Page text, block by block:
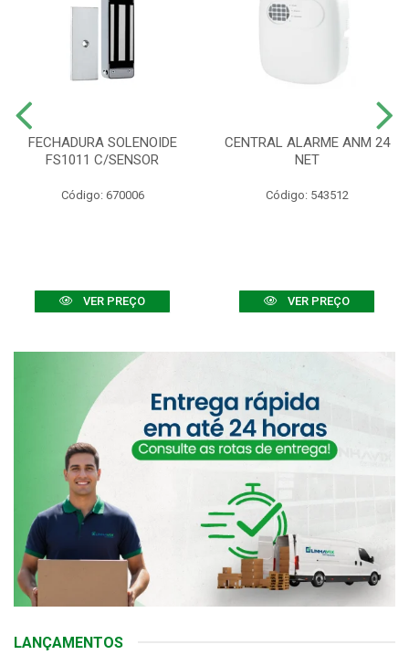
FECHADURA SOLENOIDE
FS1011 C/SENSOR
Código: 670006
VER PREÇO
CENTRAL ALARME ANM 24
NET
Código: 543512
VER PREÇO
LANÇAMENTOS